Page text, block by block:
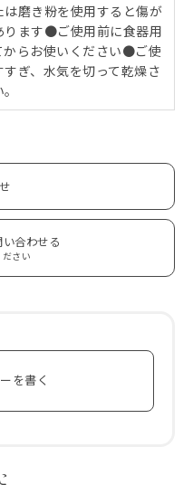
磨き粉を使用すると傷が
ります●ご使用前に食器用
からお使いください●ご使
ぎ、水気を切って乾燥さ
合わせる
さい
を書く